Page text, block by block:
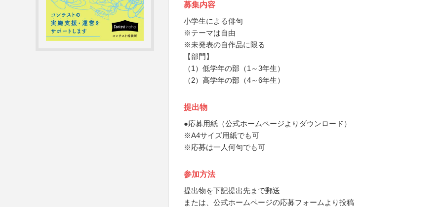
募集内容
小学生による俳句
※テーマは自由
※未発表の自作品に限る
【部門】
（1）低学年の部（1～3年生）
（2）高学年の部（4～6年生）
提出物
●応募用紙（公式ホームページよりダウンロード）
※A4サイズ用紙でも可
※応募は一人何句でも可
参加方法
提出物を下記提出先まで郵送
または、公式ホームページの応募フォームより投稿